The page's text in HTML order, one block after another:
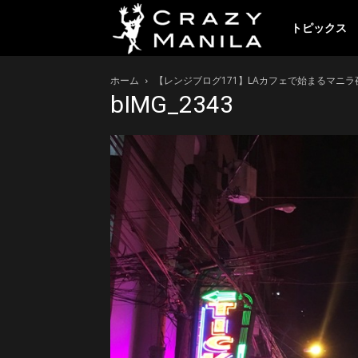
レ
ジ
ー
トピックス
ホーム 【レンジブログ171】LAカフェで始まるマニ
bIMG_2343